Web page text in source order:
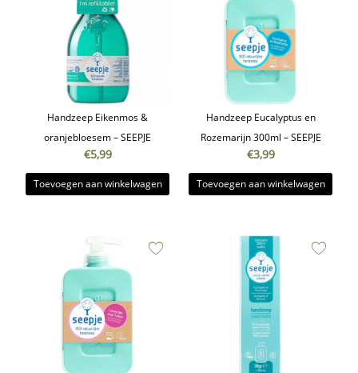
Handzeep Eikenmos &
oranjebloesem – SEEPJE
€5,99
Toevoegen aan winkelwagen
Handzeep Eucalyptus en
Rozemarijn 300ml – SEEPJE
€3,99
Toevoegen aan winkelwagen